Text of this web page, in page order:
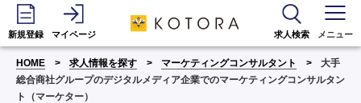
新規登録 マイページ 求人検索 メニュー
HOME 求人情報を探す マーケティングコンサルタント
大手
総合商社グループのデジタルメディア企業でのマーケティングコンサルタン
ト（マーケター）